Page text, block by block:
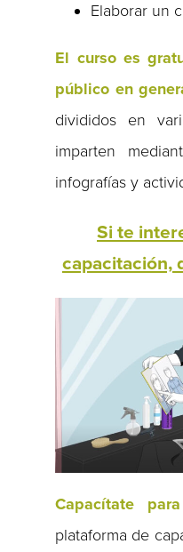
Elaborar un
El curso es
público en
divididos en
imparten
infografías y
Si te
capacitación,
Capacítate
plataforma de